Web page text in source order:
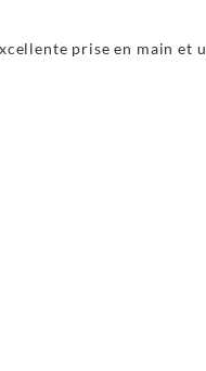
prise en main et